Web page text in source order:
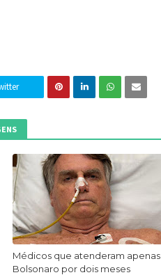
Médicos que atenderam apenas
Bolsonaro por dois meses